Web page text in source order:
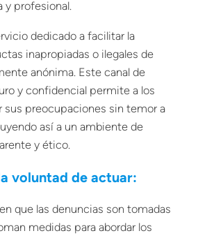
y profesional.
dedicado a facilitar la
inapropiadas o ilegales de
anónima. Este canal de
y confidencial permite a los
sus preocupaciones sin temor a
así a un ambiente de
y ético.
voluntad de actuar:
que las denuncias son tomadas
medidas para abordar los